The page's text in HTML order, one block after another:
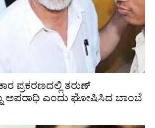
ಪ್ರಕರಣದಲ್ಲಿ ತರುಣ್
ಅಪರಾಧಿ ಎಂದು ಘೋಷಿಸಿದ ಬಾಂಬೆ